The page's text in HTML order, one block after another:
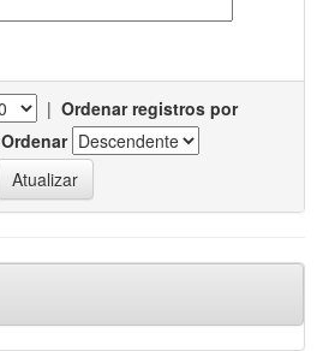
| Ordenar registros por
Ordenar